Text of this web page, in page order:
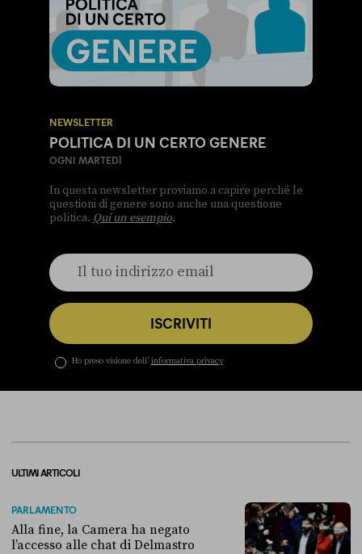
NEWSLETTER
POLITICA DI UN CERTO GENERE
OGNI MARTEDÌ
In questa newsletter proviamo a capire perché le
questioni di genere sono anche una questione
politica. Qui un esempio.
ISCRIVITI
Ho preso visione dell’ informativa privacy
ULTIMI ARTICOLI
PARLAMENTO
Alla fine, la Camera ha negato
l’accesso alle chat di Delmastro